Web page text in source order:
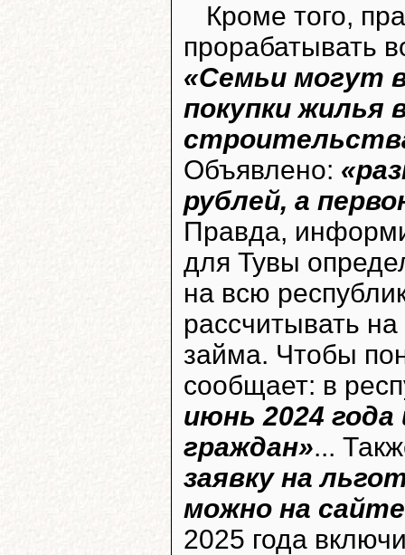
Кроме того,
прорабатывать
«Семьи могут
покупки жилья
Объявлено:
рублей, а
Правда,
для Тувы
на всю
рассчитывать на
займа. Чтобы
сообщает: в
июнь 2024 года
граждан»...
заявку на
можно на
2025 года